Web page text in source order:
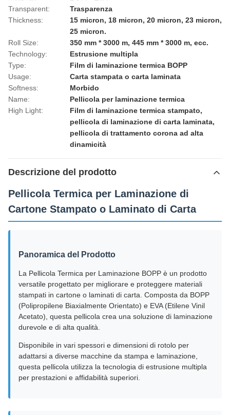
Transparent:
Trasparenza
Thickness:
15 micron, 18 micron, 20 micron, 23 micron,
25 micron.
Roll Size:
350 mm * 3000 m, 445 mm * 3000 m, ecc.
Technology:
Estrusione multipla
Type:
Film di laminazione termica BOPP
Usage:
Carta stampata o carta laminata
Softness:
Morbido
Name:
Pellicola per laminazione termica
High Light:
Film di laminazione termica stampato,
pellicola di laminazione di carta laminata,
pellicola di trattamento corona ad alta
dinamicità
Descrizione del prodotto
Pellicola Termica per Laminazione di
Cartone Stampato o Laminato di Carta
Panoramica del Prodotto
La Pellicola Termica per Laminazione BOPP è un prodotto
versatile progettato per migliorare e proteggere materiali
stampati in cartone o laminati di carta. Composta da BOPP
(Polipropilene Biaxialmente Orientato) e EVA (Etilene Vinil
Acetato), questa pellicola crea una soluzione di laminazione
durevole e di alta qualità.
Disponibile in vari spessori e dimensioni di rotolo per
adattarsi a diverse macchine da stampa e laminazione,
questa pellicola utilizza la tecnologia di estrusione multipla
per prestazioni e affidabilità superiori.